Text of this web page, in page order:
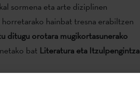
sormena eta arte diziplinen
hainbat tresna erabiltzen
ditugu orotara mugikortasunerako
bat Literatura eta Itzulpengintza